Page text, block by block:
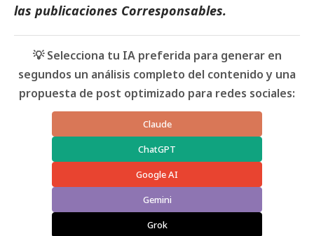
las publicaciones Corresponsables.
💡 Selecciona tu IA preferida para generar en
segundos un análisis completo del contenido y una
propuesta de post optimizado para redes sociales:
Claude
ChatGPT
Google AI
Gemini
Grok